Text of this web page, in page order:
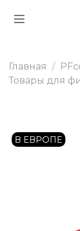
Главная
Товары для
В ЕВРОПЕ